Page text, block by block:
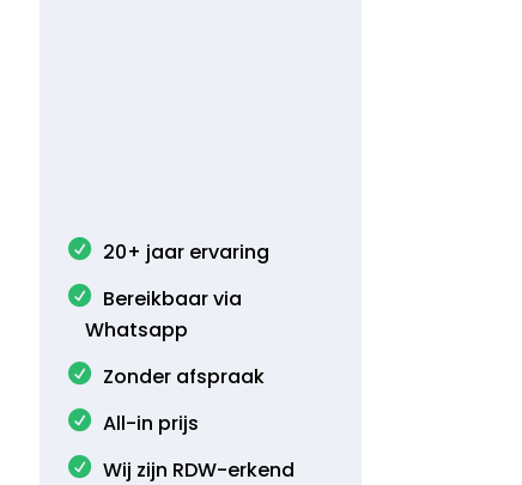
20+ jaar ervaring
Bereikbaar via
Whatsapp
Zonder afspraak
All-in prijs
Wij zijn RDW-erkend